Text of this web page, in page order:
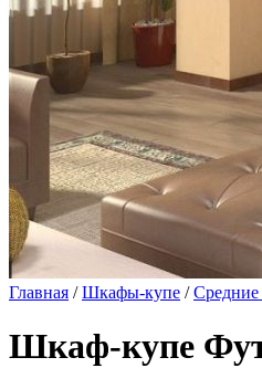
Главная /Шкафы-купе /
Шкаф-купе